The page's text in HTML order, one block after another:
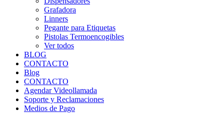
Grafadora
Linners
Pegante para Etiquetas
Pistolas Termoencogibles
Ver todos
BLOG
CONTACTO
Blog
CONTACTO
Agendar Videollamada
Soporte y Reclamaciones
Medios de Pago